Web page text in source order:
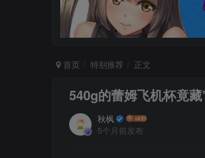
首页 特别推荐 正文
540g的蕾姆飞机杯竟
秋枫
5个月前发布